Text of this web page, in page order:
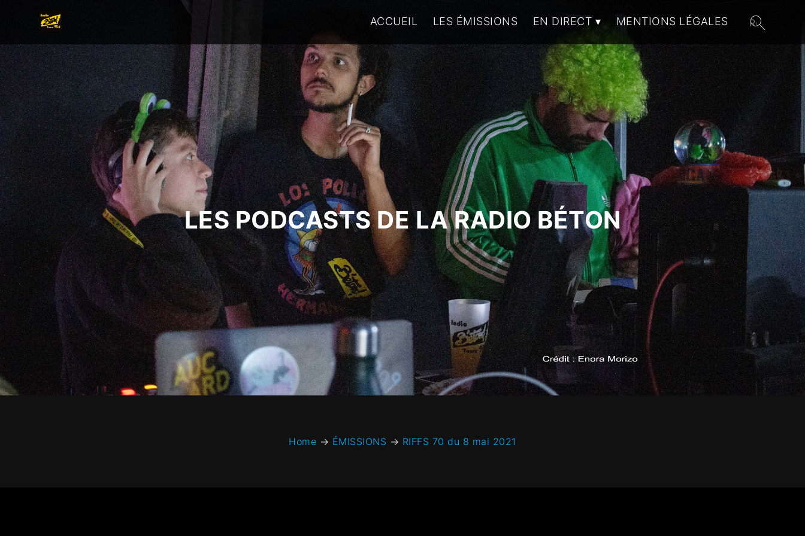
ACCUEIL LES ÉMISSIONS EN DIRECT MENTIONS LÉGALES
LES PODCASTS DE LA RADIO BÉTON
Home → ÉMISSIONS → RIFFS 70 du 8 mai 2021